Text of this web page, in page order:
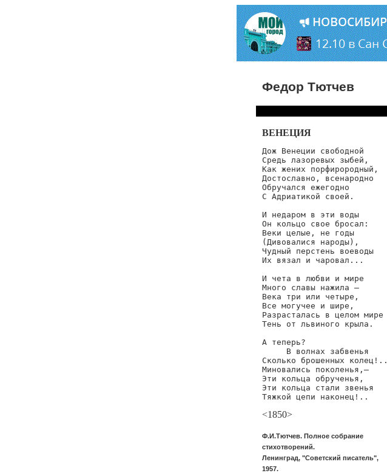
Федор Тютчев
ВЕНЕЦИЯ
Дож Венеции свободной
Средь лазоревых зыбей,
Как жених порфирородный,
Достославно, всенародно
Обручался ежегодно
С Адриатикой своей.
И недаром в эти воды
Он кольцо свое бросал:
Веки целые, не годы
(Дивовалися народы),
Чудный перстень воеводы
Их вязал и чаровал...
И чета в любви и мире
Много славы нажила —
Века три или четыре,
Все могучее и шире,
Разрасталась в целом мире
Тень от львиного крыла.
А теперь?
     В волнах забвенья
Сколько брошенных колец!..
Миновались поколенья,—
Эти кольца обрученья,
Эти кольца стали звенья
Тяжкой цепи наконец!..
<1850>
Ф.И.Тютчев. Полное собрание
стихотворений.
Ленинград, "Советский писатель",
1957.